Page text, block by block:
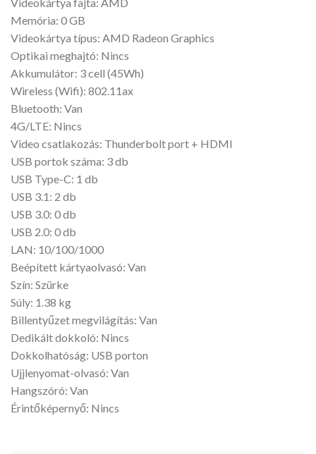
Memória: 0 GB
Videokártya típus: AMD Radeon Graphics
Optikai meghajtó: Nincs
Akkumulátor: 3 cell (45Wh)
Wireless (Wifi): 802.11ax
Bluetooth: Van
4G/LTE: Nincs
Video csatlakozás: Thunderbolt port + HDMI
USB portok száma: 3 db
USB Type-C: 1 db
USB 3.1: 2 db
USB 3.0: 0 db
USB 2.0: 0 db
LAN: 10/100/1000
Beépített kártyaolvasó: Van
Szín: Szürke
Súly: 1.38 kg
Billentyűzet megvilágítás: Van
Dedikált dokkoló: Nincs
Dokkolhatóság: USB porton
Ujjlenyomat-olvasó: Van
Hangszóró: Van
Érintőképernyő: Nincs